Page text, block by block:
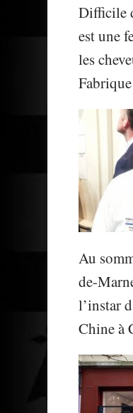
Difficile
est une
les
Au
de-
l’instar
Chine à